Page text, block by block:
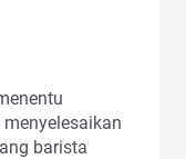
barista